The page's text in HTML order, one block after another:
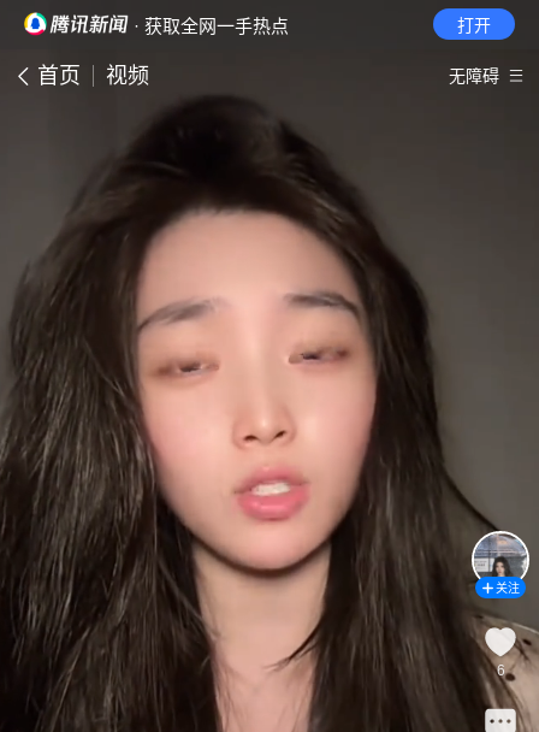
· 获取全网一手热点 打开
首页 视频 无障碍
关注
6